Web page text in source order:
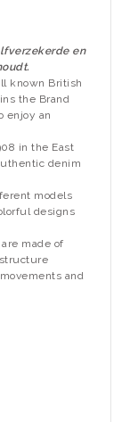
en
known British
the Brand
enjoy an
in the East
denim
models
designs
made of
and